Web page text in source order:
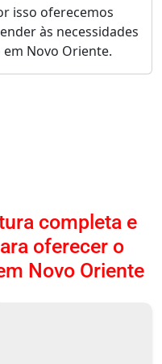
isso oferecemos
às necessidades
em Novo Oriente.
completa e
oferecer o
Novo Oriente